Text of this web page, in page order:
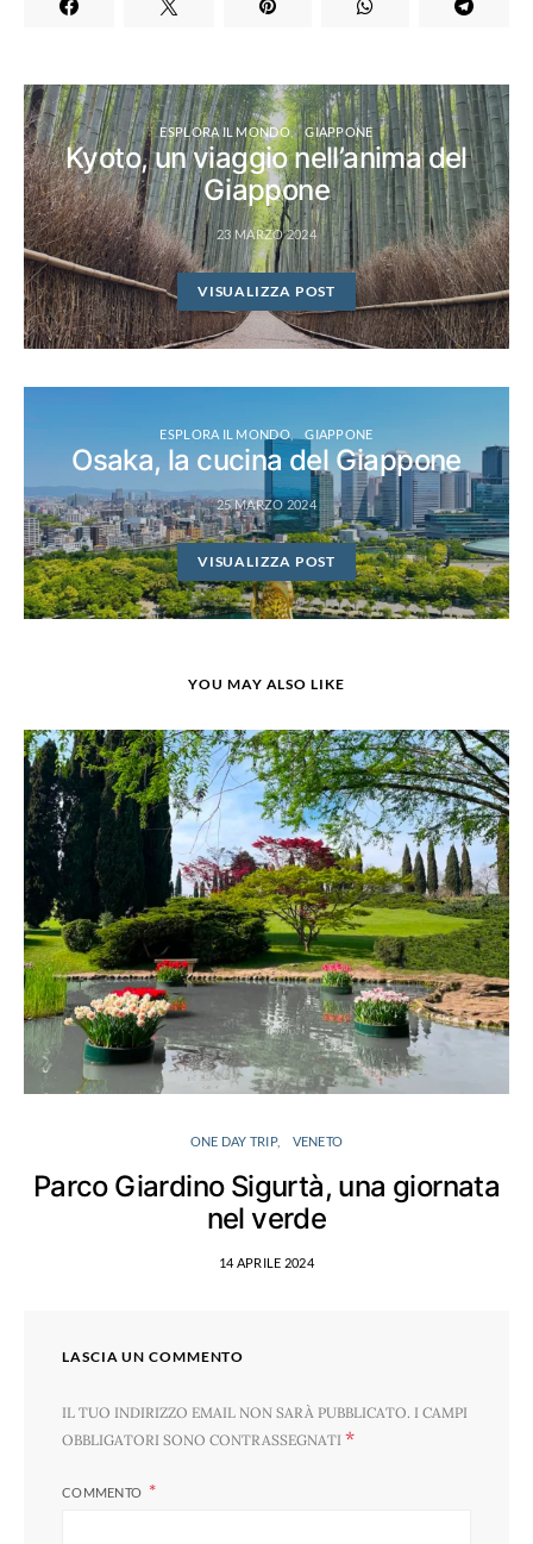
ESPLORA IL MONDO GIAPPONE
Kyoto, un viaggio nell’anima del
Giappone
23 MARZO 2024
VISUALIZZA POST
ESPLORA IL MONDO GIAPPONE
Osaka, la cucina del Giappone
25 MARZO 2024
VISUALIZZA POST
YOU MAY ALSO LIKE
ONE DAY TRIP VENETO
Parco Giardino Sigurtà, una giornata
nel verde
14 APRILE 2024
LASCIA UN COMMENTO
IL TUO INDIRIZZO EMAIL NON SARÀ PUBBLICATO. I CAMPI
OBBLIGATORI SONO CONTRASSEGNATI *
COMMENTO